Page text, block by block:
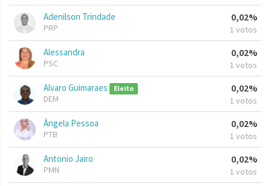
Adenilson Trindade
PRP
0,02%
1 votos
Alessandra
PSC
0,02%
1 votos
Alvaro Guimaraes Eleito
DEM
0,02%
1 votos
Ângela Pessoa
PTB
0,02%
1 votos
Antonio Jairo
PMN
0,02%
1 votos